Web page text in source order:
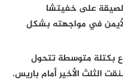
على خفيتشا
في مواجهته بشكل
بكتلة متوسطة تتحول
الثلث الأخير أمام باريس.